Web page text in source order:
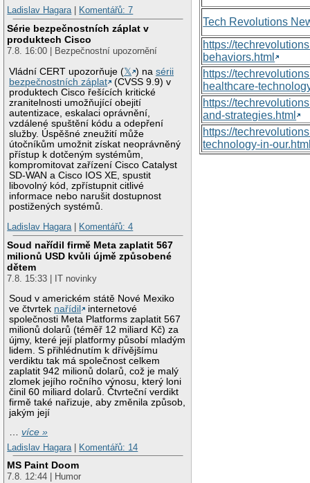
Ladislav Hagara| Komentářů: 7
Série bezpečnostních záplat v
produktech Cisco
7.8. 16:00 | Bezpečnostní upozornění
Vládní CERT upozorňuje (𝕏 ) nasérii
bezpečnostních záplat
(CVSS 9.9) v
produktech Cisco řešících kritické
zranitelnosti umožňující obejití
autentizace, eskalaci oprávnění,
vzdálené spuštění kódu a odepření
služby. Úspěšné zneužití může
útočníkům umožnit získat neoprávněný
přístup k dotčeným systémům,
kompromitovat zařízení Cisco Catalyst
SD-WAN a Cisco IOS XE, spustit
libovolný kód, zpřístupnit citlivé
informace nebo narušit dostupnost
postižených systémů.
Ladislav Hagara| Komentářů: 4
Soud nařídil firmě Meta zaplatit 567
milionů USD kvůli újmě způsobené
dětem
7.8. 15:33 | IT novinky
Soud v americkém státě Nové Mexiko
ve čtvrtek nařídil
internetové
společnosti Meta Platforms zaplatit 567
milionů dolarů (téměř 12 miliard Kč) za
újmy, které její platformy působí mladým
lidem. S přihlédnutím k dřívějšímu
verdiktu tak má společnost celkem
zaplatit 942 milionů dolarů, což je malý
zlomek jejího ročního výnosu, který loni
činil 60 miliard dolarů. Čtvrteční verdikt
firmě také nařizuje, aby změnila způsob,
jakým její
…více »
Ladislav Hagara
Komentářů: 14
MS Paint Doom
7.8. 12:44 | Humor
Tech Revolutions
https://
behaviors.html
https://
healthcare-
https://
and-strategies.html
https://
technology-in-